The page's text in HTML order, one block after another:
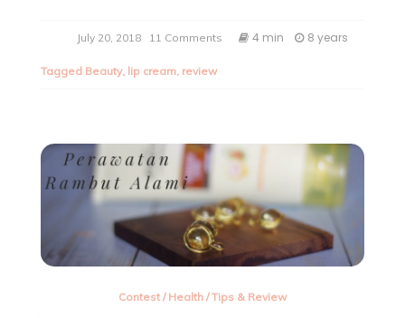
July 20, 2018 11 Comments 4 min 8 years
Tagged Beauty, lip cream, review
Contest/ Health/Tips & Review